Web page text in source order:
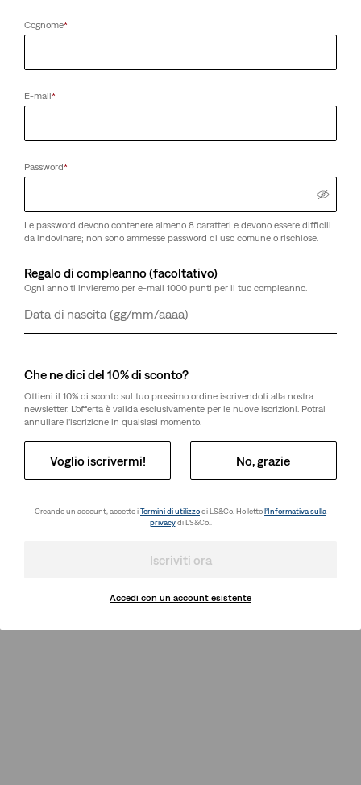
Cognome*
E-mail*
Password*
Le password devono contenere almeno 8 caratteri e devono essere difficili
da indovinare; non sono ammesse password di uso comune o rischiose.
Regalo di compleanno (facoltativo)
Ogni anno ti invieremo per e-mail 1000 punti per il tuo compleanno.
Giorno
Mese
Anno
Che ne dici del 10% di sconto?
Ottieni il 10% di sconto sul tuo prossimo ordine iscrivendoti alla nostra
newsletter. L’offerta è valida esclusivamente per le nuove iscrizioni. Potrai
annullare l’iscrizione in qualsiasi momento.
Voglio iscrivermi! No, grazie
Creando un account, accetto iTermini di utilizzodi LS&Co. Ho lettol’Informativa sulla
privacydi LS&Co..
Iscriviti ora
Accedi con un account esistente